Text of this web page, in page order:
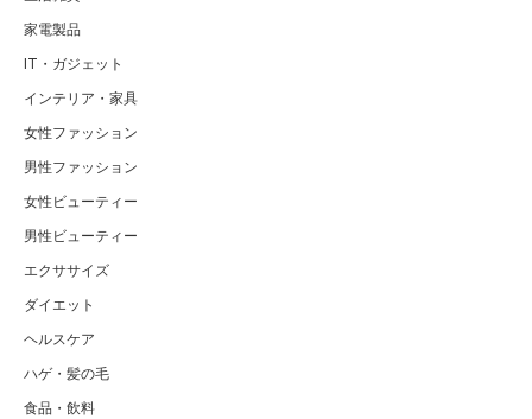
家電製品
IT・ガジェット
インテリア・家具
女性ファッション
男性ファッション
女性ビューティー
男性ビューティー
エクササイズ
ダイエット
ヘルスケア
ハゲ・髪の毛
食品・飲料